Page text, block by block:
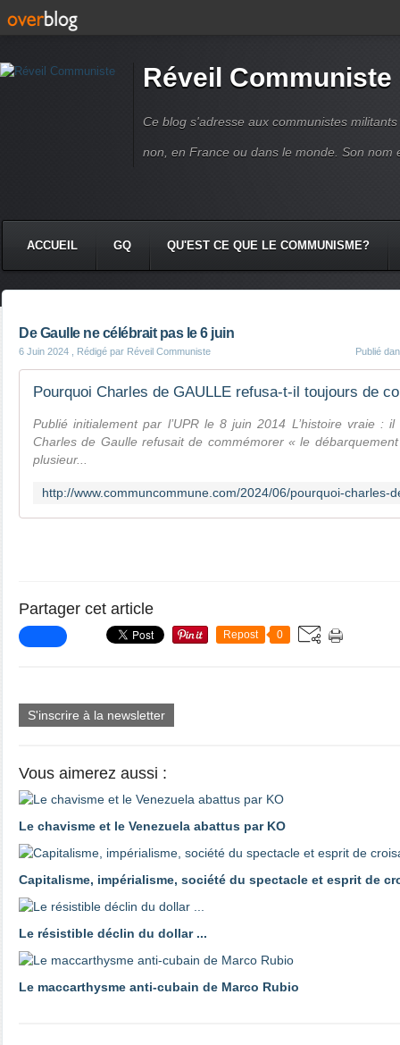
Réveil Communiste
Ce blog s'adresse aux communistes
non, en France ou dans le monde. Son nom
ACCUEIL GQ QU'EST CE QUE LE COMMUNISME?
De Gaulle ne célébrait pas le 6 juin
6 Juin 2024 , Rédigé par Réveil Communiste Publié
Publié initialement par l’UPR le 8 juin 2014 L’histoire vraie :
Charles de Gaulle refusait de commémorer « le
plusieur...
Partager cet article
Repost 0
S'inscrire à la newsletter
Vous aimerez aussi :
Le chavisme et le Venezuela abattus par KO
Capitalisme, impérialisme, société du spectacle et esprit de
Le résistible déclin du dollar ...
Le maccarthysme anti-cubain de Marco Rubio